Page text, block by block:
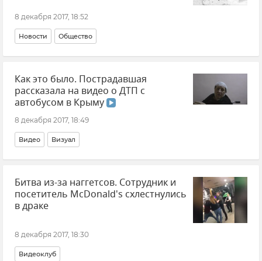
8 декабря 2017, 18:52
Новости Общество
Как это было. Пострадавшая
рассказала на видео о ДТП с
автобусом в Крыму
8 декабря 2017, 18:49
Видео Визуал
Битва из-за наггетсов. Сотрудник и
посетитель McDonald's схлестнулись
в драке
8 декабря 2017, 18:30
Видеоклуб